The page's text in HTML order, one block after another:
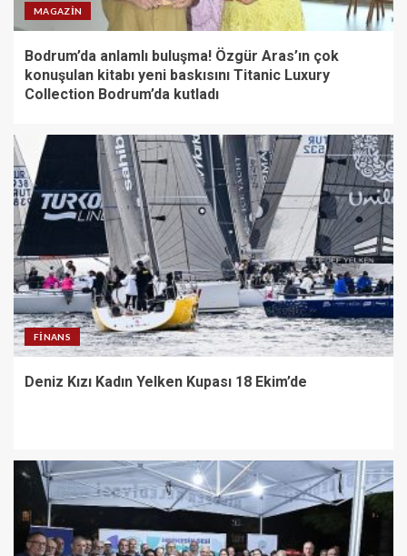
MAGAZIN
Bodrum’da anlamlı buluşma! Özgür Aras’ın çok
konuşulan kitabı yeni baskısını Titanic Luxury
Collection Bodrum’da kutladı
FINANS
Deniz Kızı Kadın Yelken Kupası 18 Ekim’de